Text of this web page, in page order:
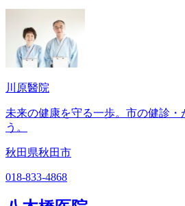
川原醫院
未来の健康を守る一歩。市の健診・
う。
秋田県秋田市
018-833-4868